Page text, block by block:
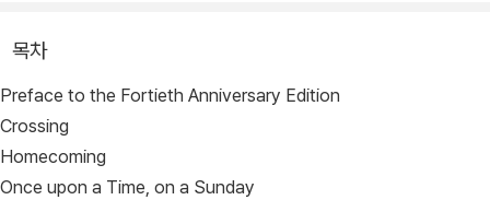
목차
Preface to the Fortieth Anniversary Edition
Crossing
Homecoming
Once upon a Time, on a Sunday